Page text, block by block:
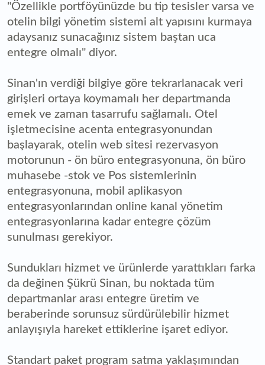
"Özellikle portföyünüzde bu tip tesisler varsa ve
otelin bilgi yönetim sistemi alt yapısını kurmaya
adaysanız sunacağınız sistem baştan uca
entegre olmalı" diyor.
Sinan'ın verdiği bilgiye göre tekrarlanacak veri
girişleri ortaya koymamalı her departmanda
emek ve zaman tasarrufu sağlamalı. Otel
işletmecisine acenta entegrasyonundan
başlayarak, otelin web sitesi rezervasyon
motorunun - ön büro entegrasyonuna, ön büro
muhasebe -stok ve Pos sistemlerinin
entegrasyonuna, mobil aplikasyon
entegrasyonlarından online kanal yönetim
entegrasyonlarına kadar entegre çözüm
sunulması gerekiyor.
Sundukları hizmet ve ürünlerde yarattıkları farka
da değinen Şükrü Sinan, bu noktada tüm
departmanlar arası entegre üretim ve
beraberinde sorunsuz sürdürülebilir hizmet
anlayışıyla hareket ettiklerine işaret ediyor.
Standart paket program satma yaklaşımından